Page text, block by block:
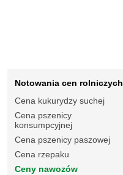
Notowania cen rolniczych
Cena kukurydzy suchej
Cena pszenicy
konsumpcyjnej
Cena pszenicy paszowej
Cena rzepaku
Ceny nawozów